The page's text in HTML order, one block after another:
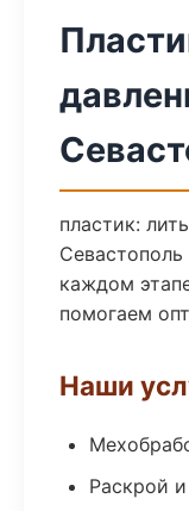
пластик:
Севастополь
каждом
помогаем
Наши
Раскрой